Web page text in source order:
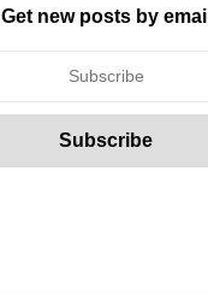
Get new posts by email